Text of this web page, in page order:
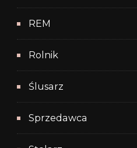
REM
Rolnik
Ślusarz
Sprzedawca